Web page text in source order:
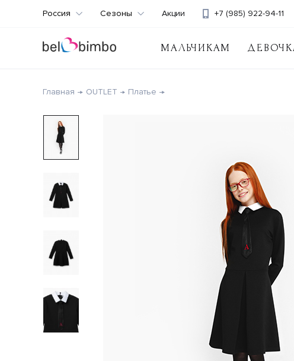
МАЛЬЧИКАМ
+7 (985) 922-94-11
Россия Сезоны Акции
Главная OUTLET Платье